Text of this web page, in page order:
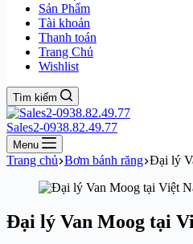
Sản Phẩm
Tài khoản
Thanh toán
Trang Chủ
Wishlist
Tìm kiếm
Sales2-0938.82.49.77
Menu
Trang chủ Bơm bánh răng Đại lý
Đại lý Van Moog tại